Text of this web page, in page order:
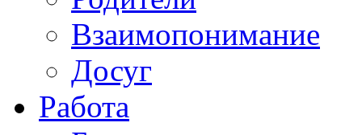
Взаимопонимание
Досуг
Работа